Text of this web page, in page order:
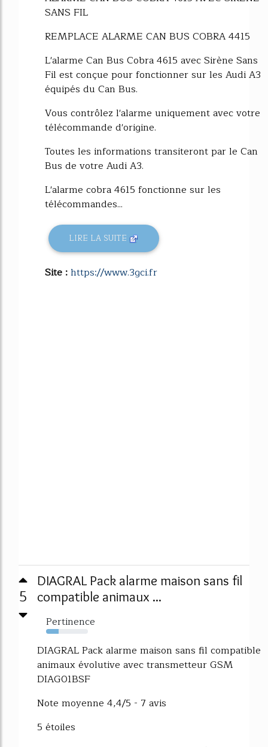
SANS FIL
REMPLACE ALARME CAN BUS COBRA 4415
L'alarme Can Bus Cobra 4615 avec Sirène Sans
Fil est conçue pour fonctionner sur les Audi A3
équipés du Can Bus.
Vous contrôlez l'alarme uniquement avec votre
télécommande d'origine.
Toutes les informations transiteront par le Can
Bus de votre Audi A3.
L'alarme cobra 4615 fonctionne sur les
télécommandes...
LIRE LA SUITE
Site :https://www.3gci.fr
5
DIAGRAL Pack alarme maison sans fil
compatible animaux ...
Pertinence
30%
DIAGRAL Pack alarme maison sans fil compatible
animaux évolutive avec transmetteur GSM
DIAG01BSF
Note moyenne 4,4/5 - 7 avis
5 étoiles